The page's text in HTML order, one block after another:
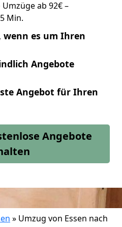
ab 92€ –
Min.
es um Ihren
Angebote
Angebot für Ihren
Angebote
» Umzug von Essen nach